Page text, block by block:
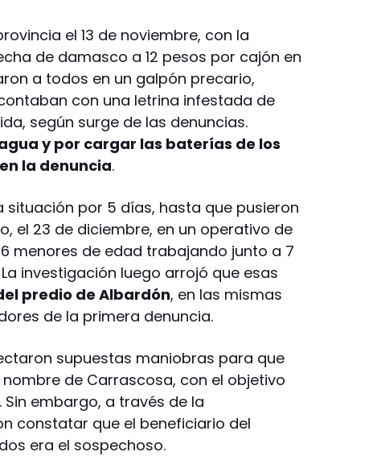
el 13 de noviembre, con la
de damasco a 12 pesos por cajón en
a todos en un galpón precario,
con una letrina infestada de
según surge de las denuncias.
y por cargar las baterías de los
la denuncia.
por 5 días, hasta que pusieron
el 23 de diciembre, en un operativo de
menores de edad trabajando junto a 7
investigación luego arrojó que esas
predio de Albardón, en las mismas
de la primera denuncia.
supuestas maniobras para que
de Carrascosa, con el objetivo
embargo, a través de la
constatar que el beneficiario del
era el sospechoso.